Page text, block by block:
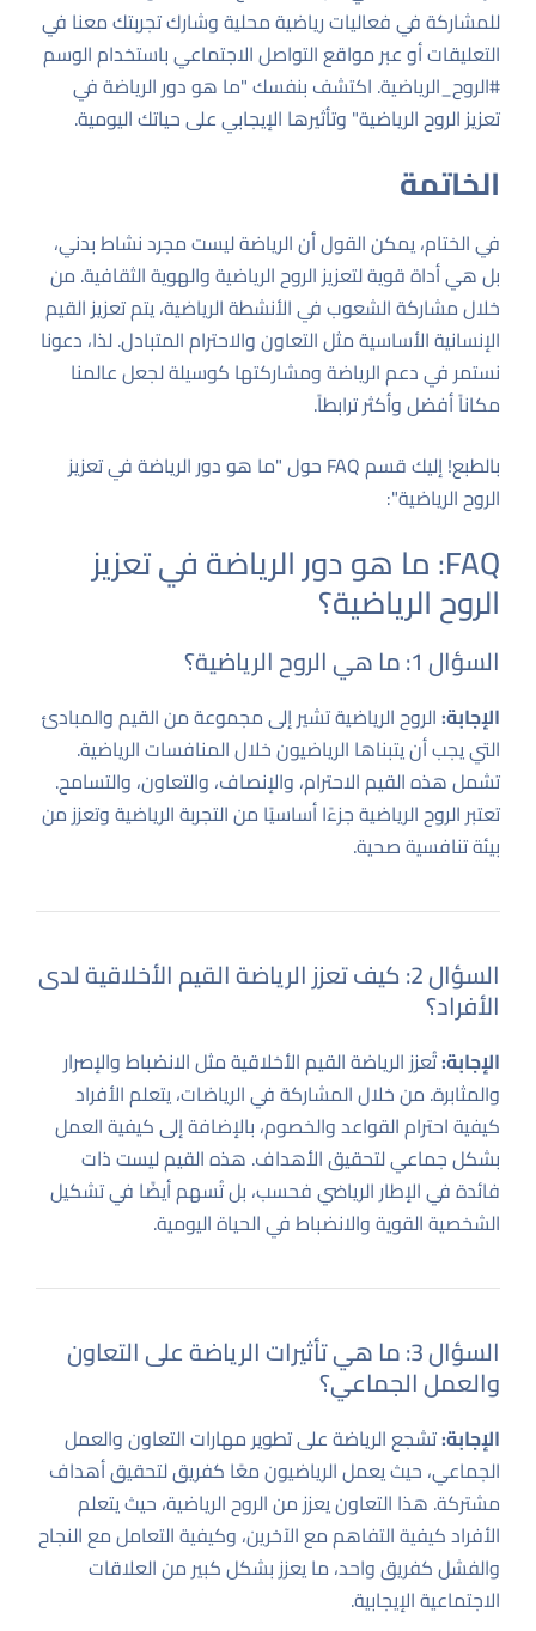
للمشاركة في فعاليات رياضية محلية وشارك تجربتك معنا في
التعليقات أو عبر مواقع التواصل الاجتماعي باستخدام الوسم
#الروح_الرياضية. اكتشف بنفسك "ما هو دور الرياضة في
تعزيز الروح الرياضية" وتأثيرها الإيجابي على حياتك اليومية.
الخاتمة
في الختام، يمكن القول أن الرياضة ليست مجرد نشاط بدني،
بل هي أداة قوية لتعزيز الروح الرياضية والهوية الثقافية. من
خلال مشاركة الشعوب في الأنشطة الرياضية، يتم تعزيز القيم
الإنسانية الأساسية مثل التعاون والاحترام المتبادل. لذا، دعونا
نستمر في دعم الرياضة ومشاركتها كوسيلة لجعل عالمنا
مكاناً أفضل وأكثر ترابطاً.
بالطبع! إليك قسم FAQ حول "ما هو دور الرياضة في تعزيز
الروح الرياضية":
FAQ: ما هو دور الرياضة في تعزيز
الروح الرياضية؟
السؤال 1: ما هي الروح الرياضية؟
الإجابة:الروح الرياضية تشير إلى مجموعة من القيم والمبادئ
التي يجب أن يتبناها الرياضيون خلال المنافسات الرياضية.
تشمل هذه القيم الاحترام، والإنصاف، والتعاون، والتسامح.
تعتبر الروح الرياضية جزءًا أساسيًا من التجربة الرياضية وتعزز من
بيئة تنافسية صحية.
السؤال 2: كيف تعزز الرياضة القيم الأخلاقية لدى
الأفراد؟
الإجابة:تُعزز الرياضة القيم الأخلاقية مثل الانضباط والإصرار
والمثابرة. من خلال المشاركة في الرياضات، يتعلم الأفراد
كيفية احترام القواعد والخصوم، بالإضافة إلى كيفية العمل
بشكل جماعي لتحقيق الأهداف. هذه القيم ليست ذات
فائدة في الإطار الرياضي فحسب، بل تُسهم أيضًا في تشكيل
الشخصية القوية والانضباط في الحياة اليومية.
السؤال 3: ما هي تأثيرات الرياضة على التعاون
والعمل الجماعي؟
الإجابة:تشجع الرياضة على تطوير مهارات التعاون والعمل
الجماعي، حيث يعمل الرياضيون معًا كفريق لتحقيق أهداف
مشتركة. هذا التعاون يعزز من الروح الرياضية، حيث يتعلم
الأفراد كيفية التفاهم مع الآخرين، وكيفية التعامل مع النجاح
والفشل كفريق واحد، ما يعزز بشكل كبير من العلاقات
الاجتماعية الإيجابية.